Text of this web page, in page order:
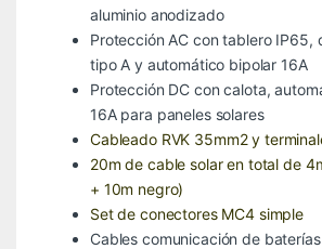
aluminio anodizado
Protección AC con tablero IP65,
tipo A y automático bipolar 16A
Protección DC con calota,
16A para paneles solares
Cableado RVK 35mm2 y
20m de cable solar en total de
+ 10m negro)
Set de conectores MC4 simple
Cables comunicación de baterías